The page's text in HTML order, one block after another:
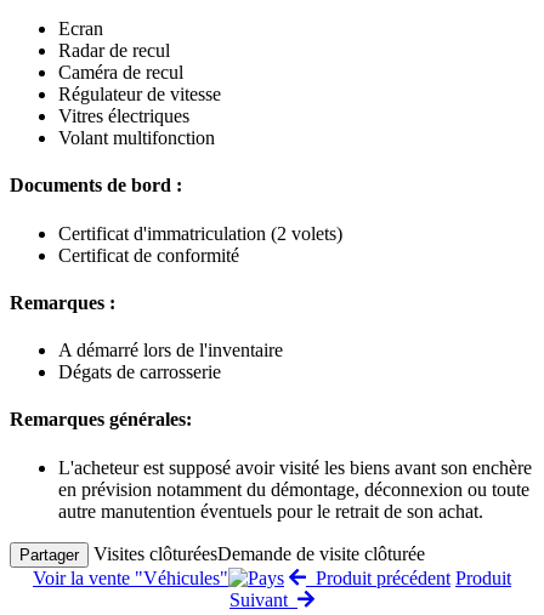
Ecran
Radar de recul
Caméra de recul
Régulateur de vitesse
Vitres électriques
Volant multifonction
Documents de bord :
Certificat d'immatriculation (2 volets)
Certificat de conformité
Remarques :
A démarré lors de l'inventaire
Dégats de carrosserie
Remarques générales:
L'acheteur est supposé avoir visité les biens avant son enchère
en prévision notamment du démontage, déconnexion ou toute
autre manutention éventuels pour le retrait de son achat.
Partager Visites clôturéesDemande de visite clôturée
Voir la vente "Véhicules"
Produit précédent Produit
Suivant